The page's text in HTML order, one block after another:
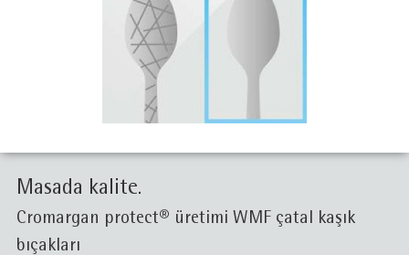
Masada kalite.
Cromargan protect® üretimi WMF çatal kaşık
bıçakları